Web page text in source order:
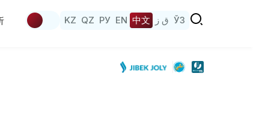
KZ QZ РУ EN 中文 ق ز ЎЗ